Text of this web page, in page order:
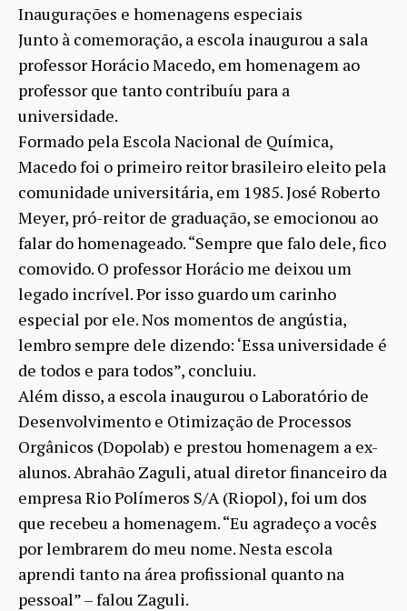
Inaugurações e homenagens especiais
Junto à comemoração, a escola inaugurou a sala
professor Horácio Macedo, em homenagem ao
professor que tanto contribuíu para a
universidade.
Formado pela Escola Nacional de Química,
Macedo foi o primeiro reitor brasileiro eleito pela
comunidade universitária, em 1985. José Roberto
Meyer, pró-reitor de graduação, se emocionou ao
falar do homenageado. “Sempre que falo dele, fico
comovido. O professor Horácio me deixou um
legado incrível. Por isso guardo um carinho
especial por ele. Nos momentos de angústia,
lembro sempre dele dizendo: ‘Essa universidade é
de todos e para todos”, concluiu.
Além disso, a escola inaugurou o Laboratório de
Desenvolvimento e Otimização de Processos
Orgânicos (Dopolab) e prestou homenagem a ex-
alunos. Abrahão Zaguli, atual diretor financeiro da
empresa Rio Polímeros S/A (Riopol), foi um dos
que recebeu a homenagem. “Eu agradeço a vocês
por lembrarem do meu nome. Nesta escola
aprendi tanto na área profissional quanto na
pessoal” – falou Zaguli.